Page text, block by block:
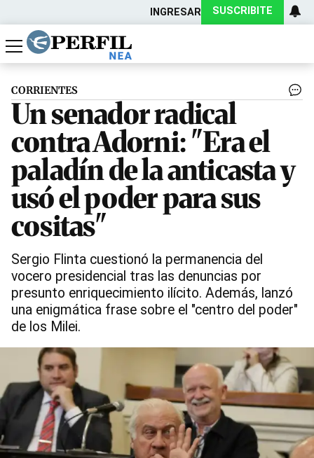
INGRESAR SUSCRIBITE
Política
Economía
Actualidad
CORRIENTES
Un senador radical
contra Adorni: "Era el
paladín de la anticasta y
usó el poder para sus
cositas"
Sergio Flinta cuestionó la permanencia del
vocero presidencial tras las denuncias por
presunto enriquecimiento ilícito. Además, lanzó
una enigmática frase sobre el "centro del poder"
de los Milei.